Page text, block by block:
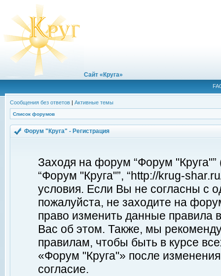
Сайт «Круга»
Сообщения без ответов | Активные темы
Список форумов
Форум "Круга" - Регистрация
Заходя на форум “Форум
“Форум "Круга"”, “http://krug-
условия. Если Вы не согласны с
пожалуйста, не заходите на
право изменить данные правила
Вас об этом. Также, мы
правилам, чтобы быть в курсе
«Форум "Круга"» после
согласие.